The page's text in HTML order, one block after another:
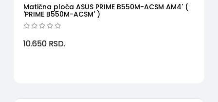
Matična ploča ASUS PRIME B550M-ACSM AM4' (
'PRIME B550M-ACSM' )
10.650 RSD.